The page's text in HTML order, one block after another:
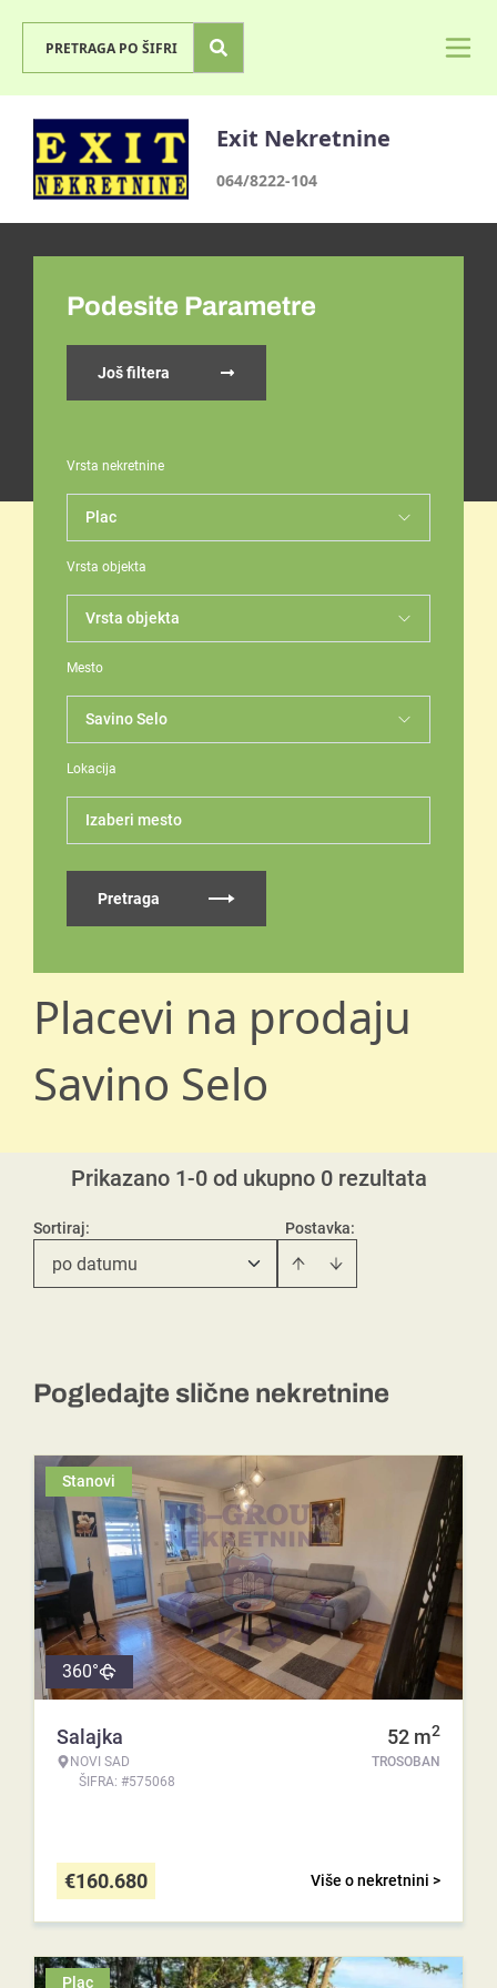
Exit Nekretnine
064/8222-104
Podesite Parametre
Još filtera
Vrsta nekretnine
Vrsta objekta
Mesto
Lokacija
Izaberi mesto
Pretraga
Placevi na prodaju
Savino Selo
Prikazano 1-0 od ukupno 0 rezultata
Postavka:
Sortiraj:
po datumu
Pogledajte slične nekretnine
Stanovi
360°
Salajka
NOVI SAD
ŠIFRA: #575068
52 m2
TROSOBAN
Više o nekretnini >
€160.680
Plac